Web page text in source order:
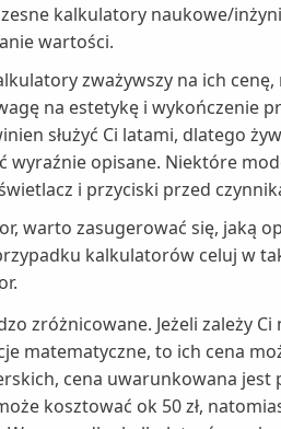
kalkulatory naukowe/
wartości.
zważywszy na ich
na estetykę i wykończenie
służyć Ci latami, dlatego
wyraźnie opisane. Niektóre
i przyciski przed
warto zasugerować się, jaką
kalkulatorów celuj w
zróżnicowane. Jeżeli zależy
matematyczne, to ich cena
cena uwarunkowana jest
kosztować ok 50 zł,